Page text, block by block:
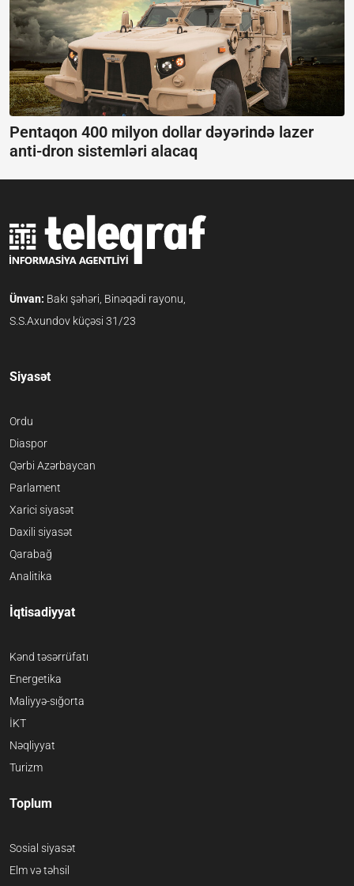
Pentaqon 400 milyon dollar dəyərində lazer
anti-dron sistemləri alacaq
Ünvan: Bakı şəhəri, Binəqədi rayonu,
S.S.Axundov küçəsi 31/23
Siyasət
Ordu
Diaspor
Qərbi Azərbaycan
Parlament
Xarici siyasət
Daxili siyasət
Qarabağ
Analitika
İqtisadiyyat
Kənd təsərrüfatı
Energetika
Maliyyə-sığorta
İKT
Nəqliyyat
Turizm
Toplum
Sosial siyasət
Elm və təhsil